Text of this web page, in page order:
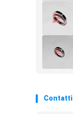
Contatti